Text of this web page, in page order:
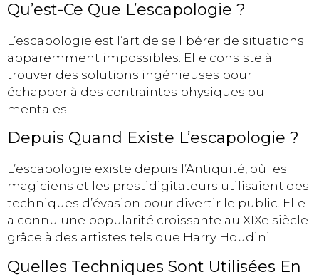
Qu’est-Ce Que L’escapologie ?
L’escapologie est l’art de se libérer de situations
apparemment impossibles. Elle consiste à
trouver des solutions ingénieuses pour
échapper à des contraintes physiques ou
mentales.
Depuis Quand Existe L’escapologie ?
L’escapologie existe depuis l’Antiquité, où les
magiciens et les prestidigitateurs utilisaient des
techniques d’évasion pour divertir le public. Elle
a connu une popularité croissante au XIXe siècle
grâce à des artistes tels que Harry Houdini.
Quelles Techniques Sont Utilisées En